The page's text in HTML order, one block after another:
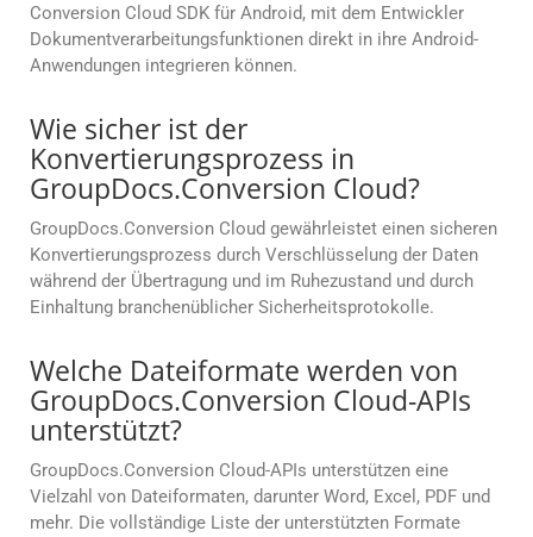
Conversion Cloud SDK für Android, mit dem Entwickler
Dokumentverarbeitungsfunktionen direkt in ihre Android-
Anwendungen integrieren können.
Wie sicher ist der
Konvertierungsprozess in
GroupDocs.Conversion Cloud?
GroupDocs.Conversion Cloud gewährleistet einen sicheren
Konvertierungsprozess durch Verschlüsselung der Daten
während der Übertragung und im Ruhezustand und durch
Einhaltung branchenüblicher Sicherheitsprotokolle.
Welche Dateiformate werden von
GroupDocs.Conversion Cloud-APIs
unterstützt?
GroupDocs.Conversion Cloud-APIs unterstützen eine
Vielzahl von Dateiformaten, darunter Word, Excel, PDF und
mehr. Die vollständige Liste der unterstützten Formate